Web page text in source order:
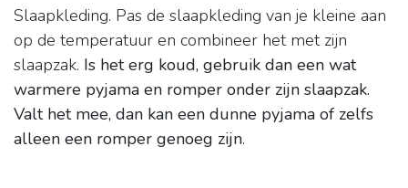
Slaapkleding. Pas de slaapkleding van je kleine aan
op de temperatuur en combineer het met zijn
slaapzak. Is het erg koud, gebruik dan een wat
warmere pyjama en romper onder zijn slaapzak.
Valt het mee, dan kan een dunne pyjama of zelfs
alleen een romper genoeg zijn.